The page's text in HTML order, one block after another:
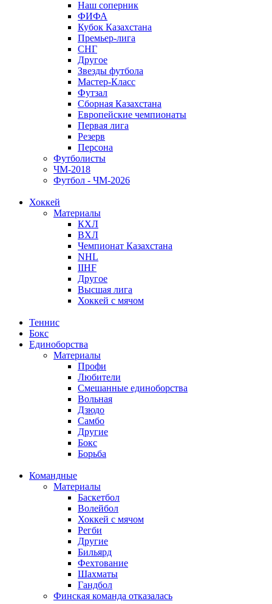
Наш соперник
ФИФА
Кубок Казахстана
Премьер-лига
СНГ
Другое
Звезды футбола
Мастер-Класс
Футзал
Сборная Казахстана
Европейские чемпионаты
Первая лига
Резерв
Персона
Футболисты
ЧМ-2018
Футбол - ЧМ-2026
Хоккей
Материалы
КХЛ
ВХЛ
Чемпионат Казахстана
NHL
IIHF
Другое
Высшая лига
Хоккей с мячом
Теннис
Бокс
Единоборства
Материалы
Профи
Любители
Смешанные единоборства
Вольная
Дзюдо
Самбо
Другие
Бокс
Борьба
Командные
Материалы
Баскетбол
Волейбол
Хоккей с мячом
Регби
Другие
Бильярд
Фехтование
Шахматы
Гандбол
Финская команда отказалась